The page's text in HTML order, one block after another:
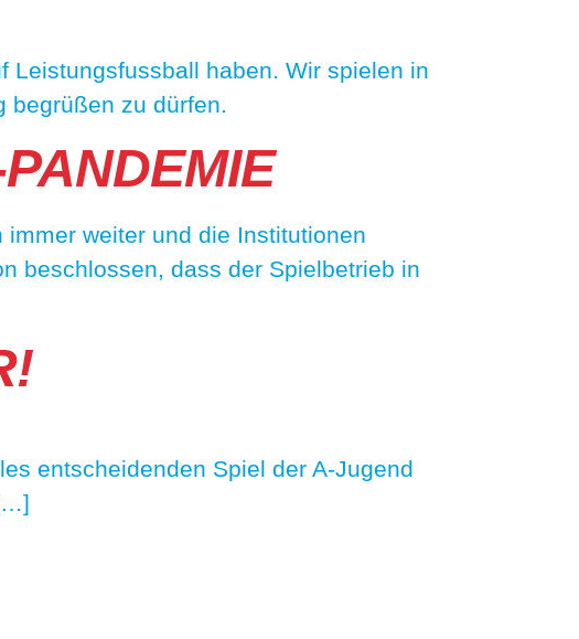
Leistungsfussball haben. Wir spielen in
begrüßen zu dürfen.
weiter und die Institutionen
beschlossen, dass der Spielbetrieb in
entscheidenden Spiel der A-Jugend